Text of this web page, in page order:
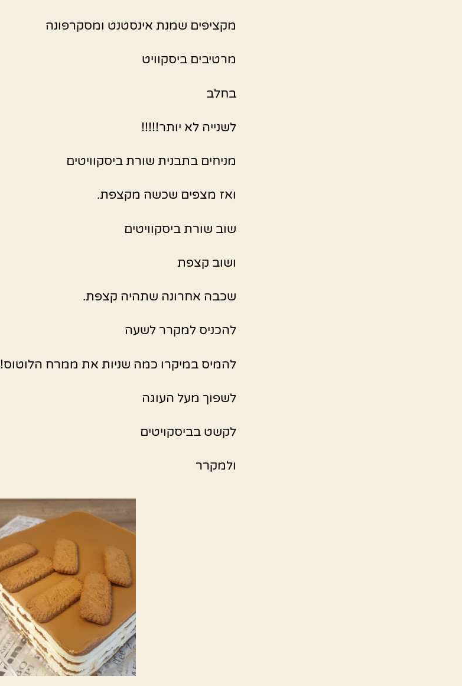
מקציפים שמנת אינסטנט ומסקרפונה
מרטיבים ביסקוויט
בחלב
לשנייה לא יותר!!!!!
מניחים בתבנית שורת ביסקוויטים
ואז מצפים שכשה מקצפת.
שוב שורת ביסקוויטים
ושוב קצפת
שכבה אחרונה שתהיה קצפת.
להכניס למקרר לשעה
להמיס במיקרו כמה שניות את ממרח הלוטוס!
לשפוך מעל העוגה
לקשט בביסקויטים
ולמקרר